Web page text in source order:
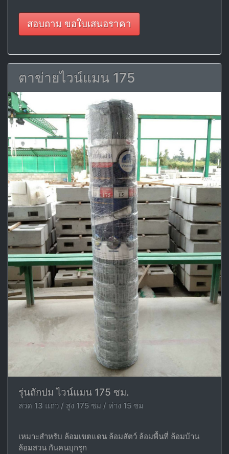
สอบถาม ขอใบเสนอราคา
ตาข่ายไวน์แมน 175
รุ่นถักปม ไวน์แมน 175 ซม.
ลวด 13 แถว / สูง 175 ซม / ห่าง 15 ซม
เหมาะสำหรับ ล้อมเขตแดน ล้อมสัตว์ ล้อมพื้นที่ ล้อมบ้าน
ล้อมสวน กันคนบุกรุก